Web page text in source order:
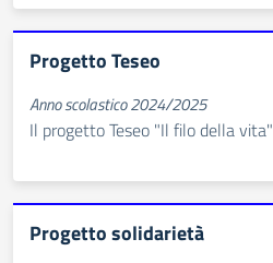
Progetto Teseo
Anno scolastico 2024/2025
Il progetto Teseo "Il filo della vita"
Progetto solidarietà